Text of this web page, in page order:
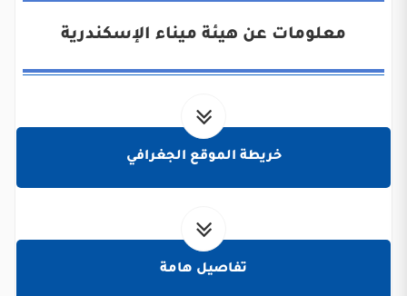
معلومات عن هيئة ميناء الإسكندرية
خريطة الموقع الجغرافي
تفاصيل هامة